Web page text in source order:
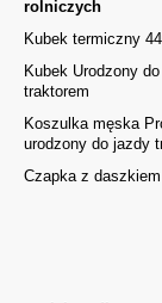
rolniczych
Kubek termiczny
Kubek Urodzony
traktorem
Koszulka męska
urodzony do jazdy
Czapka z